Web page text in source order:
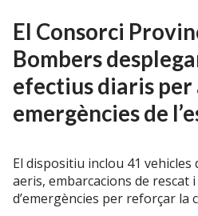
El Consorci
Bombers
efectius diaris
emergències de
El dispositiu inclou 41 vehicles
aeris, embarcacions de rescat
d’emergències per reforçar la